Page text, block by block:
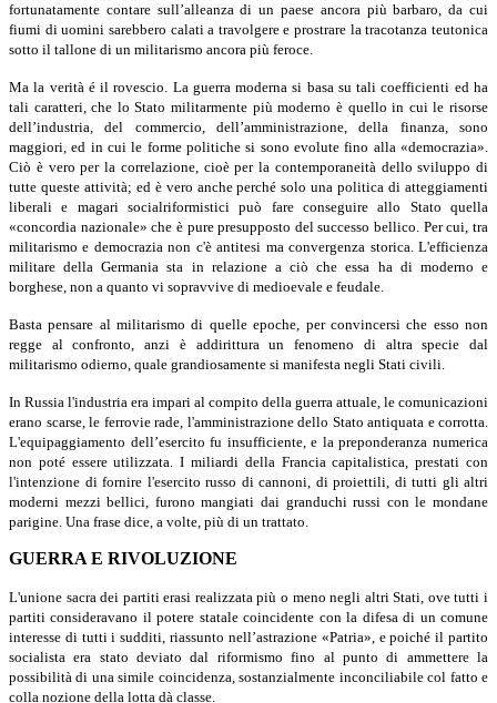
fortunatamente contare sull’alleanza di un paese ancora più barbaro, da cui
fiumi di uomini sarebbero calati a travolgere e prostrare la tracotanza teutonica
sotto il tallone di un militarismo ancora più feroce.
Ma la verità é il rovescio. La guerra moderna si basa su tali coefficienti ed ha
tali caratteri, che lo Stato militarmente più moderno è quello in cui le risorse
dell’industria, del commercio, dell’amministrazione, della finanza, sono
maggiori, ed in cui le forme politiche si sono evolute fino alla «democrazia».
Ciò è vero per la correlazione, cioè per la contemporaneità dello sviluppo di
tutte queste attività; ed è vero anche perché solo una politica di atteggiamenti
liberali e magari socialriformistici può fare conseguire allo Stato quella
«concordia nazionale» che è pure presupposto del successo bellico. Per cui, tra
militarismo e democrazia non c'è antitesi ma convergenza storica. L'efficienza
militare della Germania sta in relazione a ciò che essa ha di moderno e
borghese, non a quanto vi sopravvive di medioevale e feudale.
Basta pensare al militarismo di quelle epoche, per convincersi che esso non
regge al confronto, anzi è addirittura un fenomeno di altra specie dal
militarismo odierno, quale grandiosamente si manifesta negli Stati civili.
In Russia l'industria era impari al compito della guerra attuale, le comunicazioni
erano scarse, le ferrovie rade, l'amministrazione dello Stato antiquata e corrotta.
L'equipaggiamento dell’esercito fu insufficiente, e la preponderanza numerica
non poté essere utilizzata. I miliardi della Francia capitalistica, prestati con
l'intenzione di fornire l'esercito russo di cannoni, di proiettili, di tutti gli altri
moderni mezzi bellici, furono mangiati dai granduchi russi con le mondane
parigine. Una frase dice, a volte, più di un trattato.
GUERRA E RIVOLUZIONE
L'unione sacra dei partiti erasi realizzata più o meno negli altri Stati, ove tutti i
partiti consideravano il potere statale coincidente con la difesa di un comune
interesse di tutti i sudditi, riassunto nell’astrazione «Patria», e poiché il partito
socialista era stato deviato dal riformismo fino al punto di ammettere la
possibilità di una simile coincidenza, sostanzialmente inconciliabile col fatto e
colla nozione della lotta dà classe.